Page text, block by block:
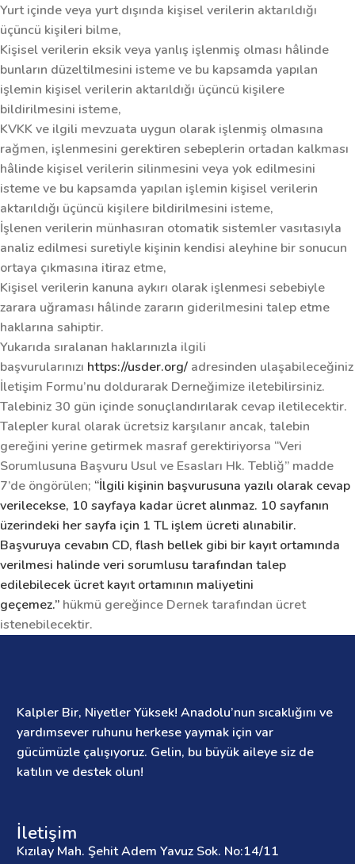
Yurt içinde veya yurt dışında kişisel verilerin aktarıldığı
üçüncü kişileri bilme,
Kişisel verilerin eksik veya yanlış işlenmiş olması hâlinde
bunların düzeltilmesini isteme ve bu kapsamda yapılan
işlemin kişisel verilerin aktarıldığı üçüncü kişilere
bildirilmesini isteme,
KVKK ve ilgili mevzuata uygun olarak işlenmiş olmasına
rağmen, işlenmesini gerektiren sebeplerin ortadan kalkması
hâlinde kişisel verilerin silinmesini veya yok edilmesini
isteme ve bu kapsamda yapılan işlemin kişisel verilerin
aktarıldığı üçüncü kişilere bildirilmesini isteme,
İşlenen verilerin münhasıran otomatik sistemler vasıtasıyla
analiz edilmesi suretiyle kişinin kendisi aleyhine bir sonucun
ortaya çıkmasına itiraz etme,
Kişisel verilerin kanuna aykırı olarak işlenmesi sebebiyle
zarara uğraması hâlinde zararın giderilmesini talep etme
haklarına sahiptir.
Yukarıda sıralanan haklarınızla ilgili
başvurularınızı https://usder.org/ adresinden ulaşabileceğiniz
İletişim Formu’nu doldurarak Derneğimize iletebilirsiniz.
Talebiniz 30 gün içinde sonuçlandırılarak cevap iletilecektir.
Talepler kural olarak ücretsiz karşılanır ancak, talebin
gereğini yerine getirmek masraf gerektiriyorsa “Veri
Sorumlusuna Başvuru Usul ve Esasları Hk. Tebliğ” madde
7’de öngörülen; “İlgili kişinin başvurusuna yazılı olarak cevap
verilecekse, 10 sayfaya kadar ücret alınmaz. 10 sayfanın
üzerindeki her sayfa için 1 TL işlem ücreti alınabilir.
Başvuruya cevabın CD, flash bellek gibi bir kayıt ortamında
verilmesi halinde veri sorumlusu tarafından talep
edilebilecek ücret kayıt ortamının maliyetini
geçemez.” hükmü gereğince Dernek tarafından ücret
istenebilecektir.
Kalpler Bir, Niyetler Yüksek! Anadolu’nun sıcaklığını ve
yardımsever ruhunu herkese yaymak için var
gücümüzle çalışıyoruz. Gelin, bu büyük aileye siz de
katılın ve destek olun!
İletişim
Kızılay Mah. Şehit Adem Yavuz Sok. No:14/11